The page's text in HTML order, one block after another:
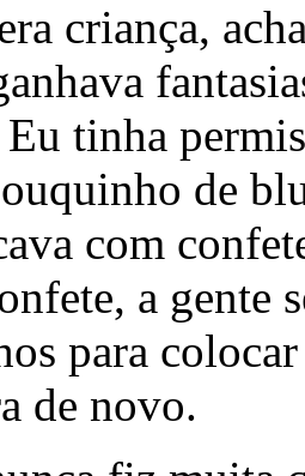
criança,
tinha
de
com
a gente
para
de novo.